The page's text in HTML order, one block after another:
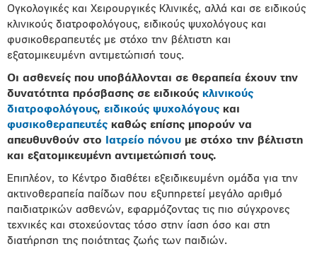
Ογκολογικές και Χειρουργικές Κλινικές, αλλά και σε ειδικούς
κλινικούς διατροφολόγους, ειδικούς ψυχολόγους και
φυσικοθεραπευτές με στόχο την βέλτιστη και
εξατομικευμένη αντιμετώπισή τους.
Οι ασθενείς που υποβάλλονται σε θεραπεία έχουν την
δυνατότητα πρόσβασης σε ειδικούς κλινικούς
διατροφολόγους, ειδικούς ψυχολόγους και
φυσικοθεραπευτές καθώς επίσης μπορούν να
απευθυνθούν στο
Ιατρείο πόνου με στόχο την βέλτιστη
και εξατομικευμένη αντιμετώπισή τους.
Επιπλέον, το Κέντρο διαθέτει εξειδικευμένη ομάδα για την
ακτινοθεραπεία παίδων που εξυπηρετεί μεγάλο αριθμό
παιδιατρικών ασθενών, εφαρμόζοντας τις πιο σύγχρονες
τεχνικές και στοχεύοντας τόσο στην ίαση όσο και στη
διατήρηση της ποιότητας ζωής των παιδιών.